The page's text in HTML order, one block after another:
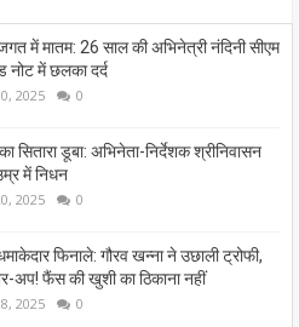
में मातम: 26 साल की अभिनेत्री नंदिनी सीएम
नोट में छलका दर्द
2025 0
सितारा डूबा: अभिनेता-निर्देशक श्रीनिवासन
में निधन
2025 0
फिनाले: गौरव खन्ना ने उछाली ट्रोफी,
अप! फैंस की खुशी का ठिकाना नहीं
2025 0